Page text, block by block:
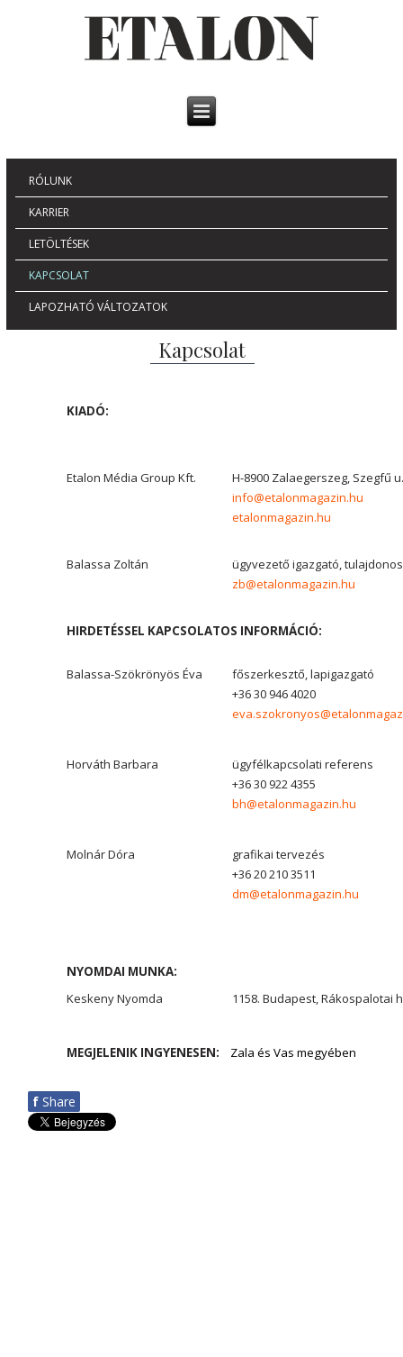
RÓLUNK
KARRIER
LETÖLTÉSEK
KAPCSOLAT
LAPOZHATÓ VÁLTOZATOK
Kapcsolat
KIADÓ:
Etalon Média Group Kft.
H-8900 Zalaegerszeg, Szegfű
info@etalonmagazin.hu
etalonmagazin.hu
Balassa Zoltán
ügyvezető igazgató, tulajdonos
zb@etalonmagazin.hu
HIRDETÉSSEL KAPCSOLATOS INFORMÁCIÓ:
Balassa-Szökrönyös Éva
főszerkesztő, lapigazgató
+36 30 946 4020
Horváth Barbara
ügyfélkapcsolati referens
+36 30 922 4355
bh@etalonmagazin.hu
Molnár Dóra
grafikai tervezés
+36 20 210 3511
dm@etalonmagazin.hu
NYOMDAI MUNKA:
Keskeny Nyomda
1158. Budapest, Rákospalotai
MEGJELENIK INGYENESEN: Zala és Vas megyében
f Share